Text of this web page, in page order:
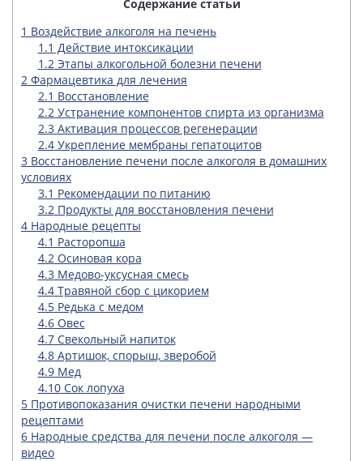
Содержание статьи
1 Воздействие алкоголя на печень
1.1 Действие интоксикации
1.2Этапы алкогольной болезни печени
2 Фармацевтика для лечения
2.1 Восстановление
2.2Устранение компонентов спирта из организма
2.3Активация процессов регенерации
2.4Укрепление мембраны гепатоцитов
3 Восстановление печени после алкоголя в домашних
условиях
3.1 Рекомендации по питанию
3.2Продукты для восстановления печени
4 Народные рецепты
4.1 Расторопша
4.2Осиновая кора
4.3Медово-уксусная смесь
4.4Травяной сбор с цикорием
4.5Редька с медом
4.6Овес
4.7Свекольный напиток
4.8Артишок, спорыш, зверобой
4.9Мед
4.10Сок лопуха
5 Противопоказания очистки печени народными
рецептами
6 Народные средства для печени после алкоголя —
видео